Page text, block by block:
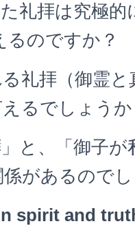
礼拝は究極的
のですか？
礼拝（御霊と
るでしょうか
と、「御子が
があるのでし
spirit and